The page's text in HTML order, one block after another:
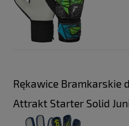
Rękawice Bramkarskie
Attrakt Starter Solid